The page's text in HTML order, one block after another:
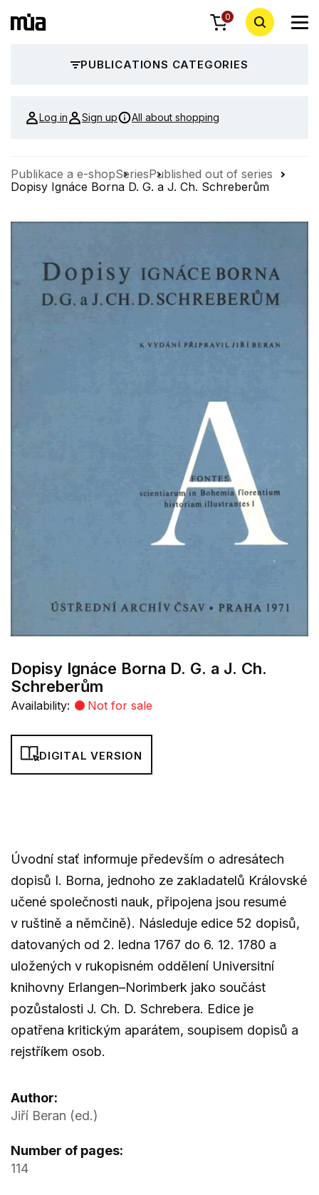
0
PUBLICATIONS CATEGORIES
Log in Sign up All about shopping
Publikace a e-shopSeriesPublished out of series
Dopisy Ignáce Borna D. G. a J. Ch. Schreberům
Dopisy Ignáce Borna D. G. a J. Ch.
Schreberům
Availability: Not for sale
DIGITAL VERSION
Úvodní stať informuje především o adresátech
dopisů I. Borna, jednoho ze zakladatelů Královské
učené společnosti nauk, připojena jsou resumé
v ruštině a němčině). Následuje edice 52 dopisů,
datovaných od 2. ledna 1767 do 6. 12. 1780 a
uložených v rukopisném oddělení Universitní
knihovny Erlangen–Norimberk jako součást
pozůstalosti J. Ch. D. Schrebera. Edice je
opatřena kritickým aparátem, soupisem dopisů a
rejstříkem osob.
Author:
Jiří Beran (ed.)
Number of pages:
114